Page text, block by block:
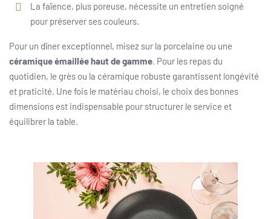
La faïence, plus poreuse, nécessite un entretien soigné
pour préserver ses couleurs.
Pour un dîner exceptionnel, misez sur la porcelaine ou une
céramique émaillée haut de gamme. Pour les repas du
quotidien, le grès ou la céramique robuste garantissent longévité
et praticité. Une fois le matériau choisi, le choix des bonnes
dimensions est indispensable pour structurer le service et
équilibrer la table.